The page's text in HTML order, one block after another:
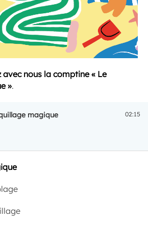
avec nous la comptine « Le
».
magique 02:15